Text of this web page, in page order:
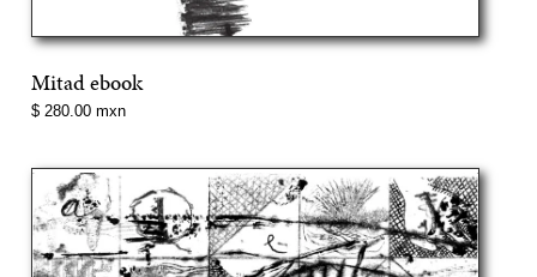
Mitad ebook
Precio
$ 280.00 mxn